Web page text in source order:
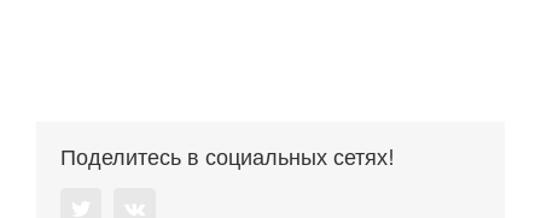
Поделитесь в социальных сетях!